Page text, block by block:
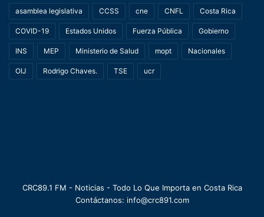
asamblea legislativa CCSS cne CNFL Costa Rica
COVID-19 Estados Unidos Fuerza Pública Gobierno
INS MEP Ministerio de Salud mopt Nacionales
OIJ Rodrigo Chaves. TSE ucr
CRC89.1 FM - Noticias - Todo Lo Que Importa en Costa Rica
Contáctanos: info@crc891.com